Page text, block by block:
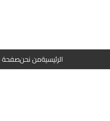
الرئيسيةمن نحنصفحة